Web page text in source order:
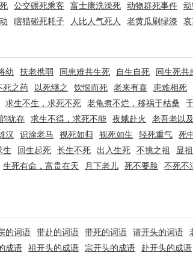
公交碾死乘客 富士康洗澡死 动物群死事件
瞎猫碰死耗子 人比人气死人 老黄瓜刷绿漆
幼 扶老携弱 同患难共生死 自生自死 同生死共
死之药 以死继之 饮恨而死 老来有喜 患难相死
求生不生，求死不死 老龟煮不烂，移祸于枯桑
犹存 求生不得，求死不能 夜蛾赴火 老吾老以
汉 识涂老马 视死如归 视死如生 轻死重气 死
生 回生起死 长生不死 出入生死 不挑之祖 显
生死有命，富贵在天 月下老儿 死不要脸 不死不
的词语 带赴的词语 带死的词语 请开头的词语
成语 祖开头的成语 宗开头的成语 赴开头的成语